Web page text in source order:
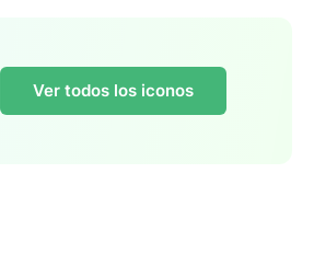
Ver todos los iconos